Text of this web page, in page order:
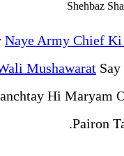
Naye Army Chief
Mushawarat
Hi Maryam
Pairon